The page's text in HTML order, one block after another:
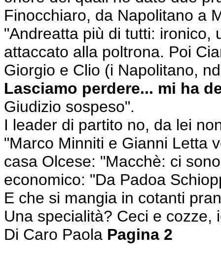
Finocchiaro, da Napolitano a
"Andreatta più di tutti: ironico,
attaccato alla poltrona. Poi
Giorgio e Clio (i Napolitano,
Lasciamo perdere... mi ha
Giudizio sospeso".
I leader di partito no, da lei
"Marco Minniti e Gianni Letta
casa Olcese: "Macchè: ci
economico: "Da Padoa
E che si mangia in cotanti
Una specialità? Ceci e
Di Caro Paola Pagina 2